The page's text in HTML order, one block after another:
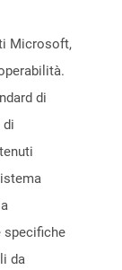
Microsoft,
di
di
specifiche
da